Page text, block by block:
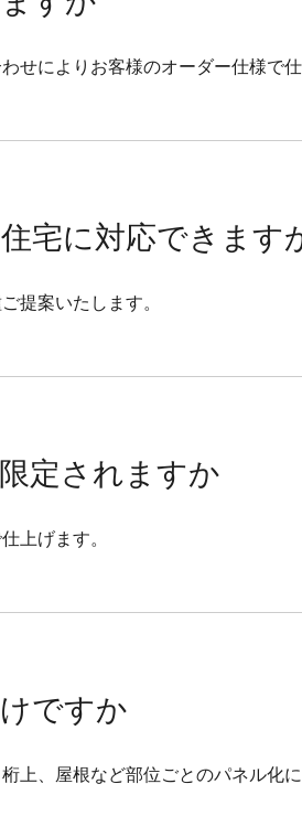
せによりお客様のオーダー仕様で
宅に対応できます
提案いたします。
定されますか
上げます。
ですか
上、屋根など部位ごとのパネル化